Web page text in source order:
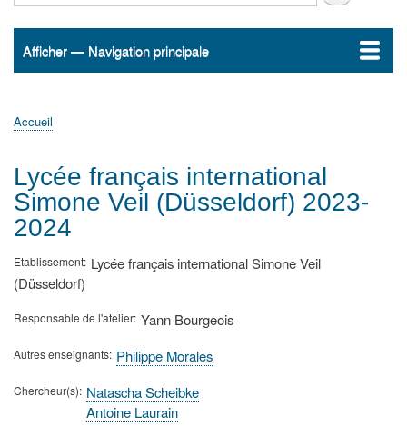
Navigation
Afficher — Navigation principale
Accueil
ActualitésMATh.en.JEANS ?
Régions et Ateliers
Créer, gérer un atelier
Sujets/Publications
Congrès
d'Ariane
Accueil
Lycée français international
Simone Veil (Düsseldorf) 2023-
2024
Etablissement Lycée français international Simone Veil
(Düsseldorf)
Responsable de l'atelier Yann Bourgeois
Autres enseignants Philippe Morales
Chercheur(s) Natascha Scheibke
Antoine Laurain